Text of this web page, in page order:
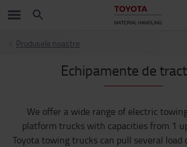
Produsele noastre
Echipamente de
We offer a wide range of electric
platform trucks with capacities from 1
Toyota towing trucks can pull several